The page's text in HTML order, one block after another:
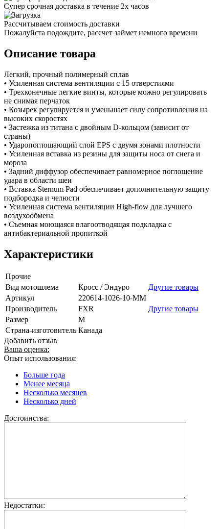
Супер срочная доставка в течение 2х часов
Рассчитываем стоимость доставки
Пожалуйста подождите, рассчет займет немного времени
Описание товара
Легкий, прочный полимерный сплав
• Усиленная система вентиляции с 15 отверстиями
• Трехконечные легкие винты, которые можно регулировать
не снимая перчаток
• Козырек регулируется и уменьшает силу сопротивления на
высоких скоростях
• Застежка из титана с двойным D-кольцом (зависит от
страны)
• Ударопоглощающий слой EPS с двумя зонами плотности
• Усиленная вставка из резины для защиты носа от снега и
мороза
• Задний диффузор обеспечивает равномерное поглощение
удара в области шеи
• Вставка Sternum Pad обеспечивает дополнительную защиту
подбородка и челюсти
• Усиленная система вентиляции High-flow для лучшего
воздухообмена
• Съемная моющаяся влагоотводящая подкладка с
антибактериальной пропиткой
Характеристики
Прочие
Вид мотошлема
Кросс / Эндуро
Другие товары
Артикул
220614-1026-10-MM
Производитель
FXR
Другие товары
Размер
M
Страна-изготовитель Канада
Добавить отзыв
Ваша оценка:
Опыт использования:
Больше года
Менее месяца
Несколько месяцев
Несколько дней
Достоинства:
Недостатки: